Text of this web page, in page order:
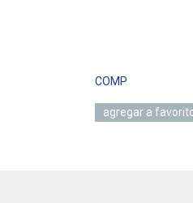
COMP
agregar a